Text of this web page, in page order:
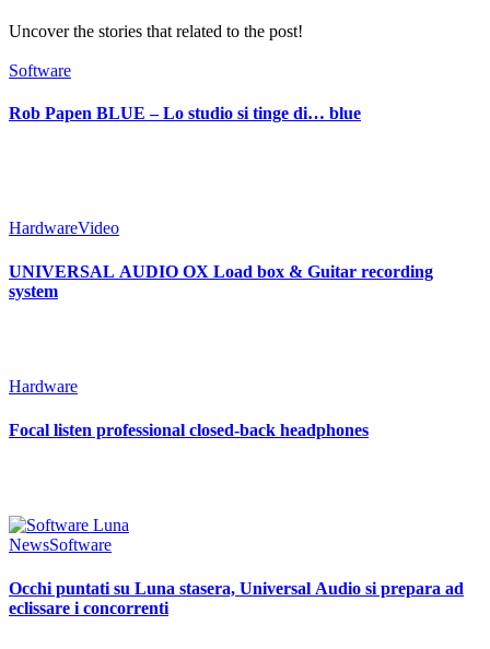
Uncover the stories that related to the post!
Software
Rob Papen BLUE – Lo studio si tinge di… blue
HardwareVideo
UNIVERSAL AUDIO OX Load box & Guitar recording
system
Hardware
Focal listen professional closed-back headphones
NewsSoftware
Occhi puntati su Luna stasera, Universal Audio si prepara ad
eclissare i concorrenti